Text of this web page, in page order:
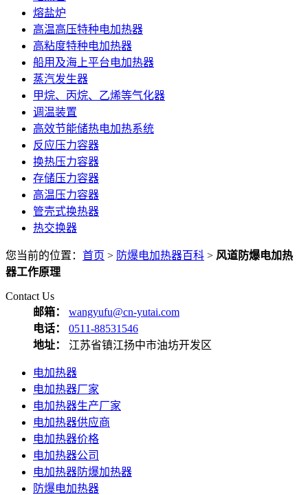
熔盐炉
高温高压特种电加热器
高粘度特种电加热器
船用及海上平台电加热器
蒸汽发生器
甲烷、丙烷、乙烯等气化器
调温装置
高效节能储热电加热系统
反应压力容器
换热压力容器
存储压力容器
高温压力容器
管壳式换热器
热交换器
您当前的位置： 首页 > 防爆电加热器百科 > 风道防爆电加热
器工作原理
Contact Us
邮箱：
wangyufu@cn-yutai.com
电话：
0511-88531546
地址：
江苏省镇江扬中市油坊开发区
电加热器
电加热器厂家
电加热器生产厂家
电加热器供应商
电加热器价格
电加热器公司
电加热器防爆加热器
防爆电加热器